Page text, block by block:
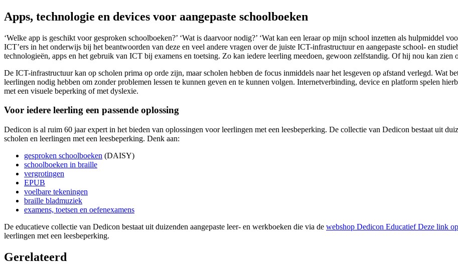
Apps, technologie en devices voor aangepaste schoolboeken
‘Welke app is geschikt voor gesproken schoolboeken?’ ‘Wat is daarvoor nodig?’ ‘Wat kan een leraar op mijn school inzetten als hulpmiddel
ICT’ers in het onderwijs bij het beantwoorden van deze en veel andere vragen over de juiste ICT-infrastructuur en aangepaste school- en
technologieën, apps en het gebruik van ICT bij examens en toetsing. Zo kan iedere leerling meedoen, gewoon zelfstandig. Of hij nou kan zien
De ICT-infrastructuur kan op scholen prima op orde zijn, maar scholen hebben de focus inmiddels naar het lesgeven op afstand verlegd. Wat
leerlingen nodig hebben om zonder problemen lessen te kunnen geven en te kunnen volgen. Internetverbinding, device en platform spelen
met een visuele beperking of met dyslexie.
Voor iedere leerling een passende oplossing
Dedicon is al ruim 60 jaar expert in het bieden van oplossingen voor leerlingen met een leesbeperking. De collectie van Dedicon bestaat uit
scholen en leerlingen met een leesbeperking. Denk aan:
gesproken schoolboeken (DAISY)
schoolboeken in braille
vergrotingen
EPUB
voelbare tekeningen
braille bladmuziek
examens, toetsen en oefenexamens
De educatieve collectie van Dedicon bestaat uit duizenden aangepaste leer- en werkboeken die via de webshop Dedicon EducatiefDeze link
leerlingen met een leesbeperking.
Gerelateerd